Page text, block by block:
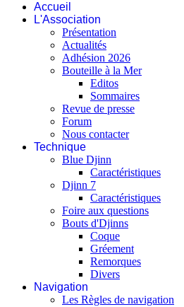
Accueil
L'Association
Présentation
Actualités
Adhésion 2026
Bouteille à la Mer
Editos
Sommaires
Revue de presse
Forum
Nous contacter
Technique
Blue Djinn
Caractéristiques
Djinn 7
Caractéristiques
Foire aux questions
Bouts d'Djinns
Coque
Gréement
Remorques
Divers
Navigation
Les Règles de navigation